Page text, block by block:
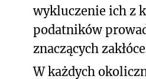
wykluczenie ich z
podatników
znaczących
W każdych